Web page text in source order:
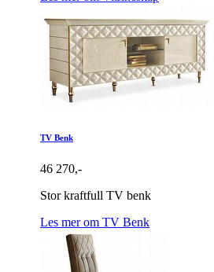
TV Benk
46 270,-
Stor kraftfull TV benk
Les mer om TV Benk